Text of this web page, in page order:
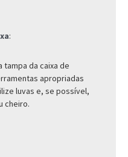
:
tampa da caixa de
apropriadas
luvas e, se possível,
cheiro.